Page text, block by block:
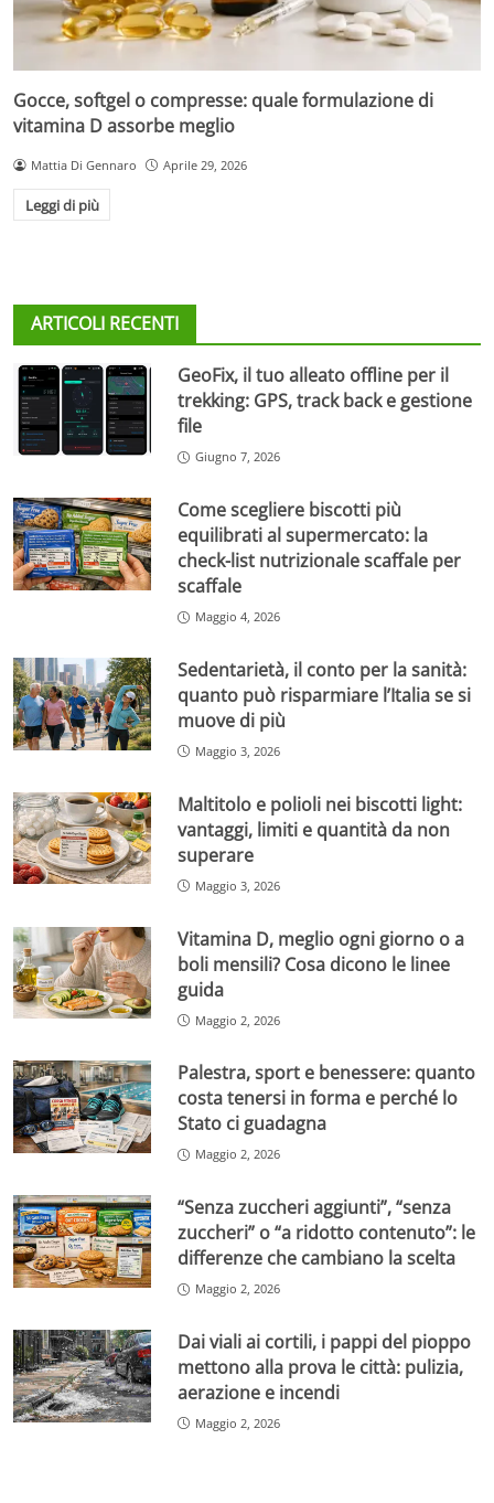
Gocce, softgel o compresse: quale formulazione di
vitamina D assorbe meglio
Mattia Di Gennaro Aprile 29, 2026
Leggi di più
ARTICOLI RECENTI
GeoFix, il tuo alleato offline per il
trekking: GPS, track back e gestione
file
Giugno 7, 2026
Come scegliere biscotti più
equilibrati al supermercato: la
check-list nutrizionale scaffale per
scaffale
Maggio 4, 2026
Sedentarietà, il conto per la sanità:
quanto può risparmiare l’Italia se si
muove di più
Maggio 3, 2026
Maltitolo e polioli nei biscotti light:
vantaggi, limiti e quantità da non
superare
Maggio 3, 2026
Vitamina D, meglio ogni giorno o a
boli mensili? Cosa dicono le linee
guida
Maggio 2, 2026
Palestra, sport e benessere: quanto
costa tenersi in forma e perché lo
Stato ci guadagna
Maggio 2, 2026
“Senza zuccheri aggiunti”, “senza
zuccheri” o “a ridotto contenuto”: le
differenze che cambiano la scelta
Maggio 2, 2026
Dai viali ai cortili, i pappi del pioppo
mettono alla prova le città: pulizia,
aerazione e incendi
Maggio 2, 2026